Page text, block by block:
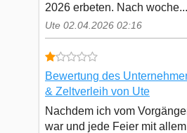
2026 erbeten. Nach woche...
Ute 02.04.2026 02:16
Bewertung des
& Zeltverleih von Ute
Nachdem ich vom
war und jede Feier mit